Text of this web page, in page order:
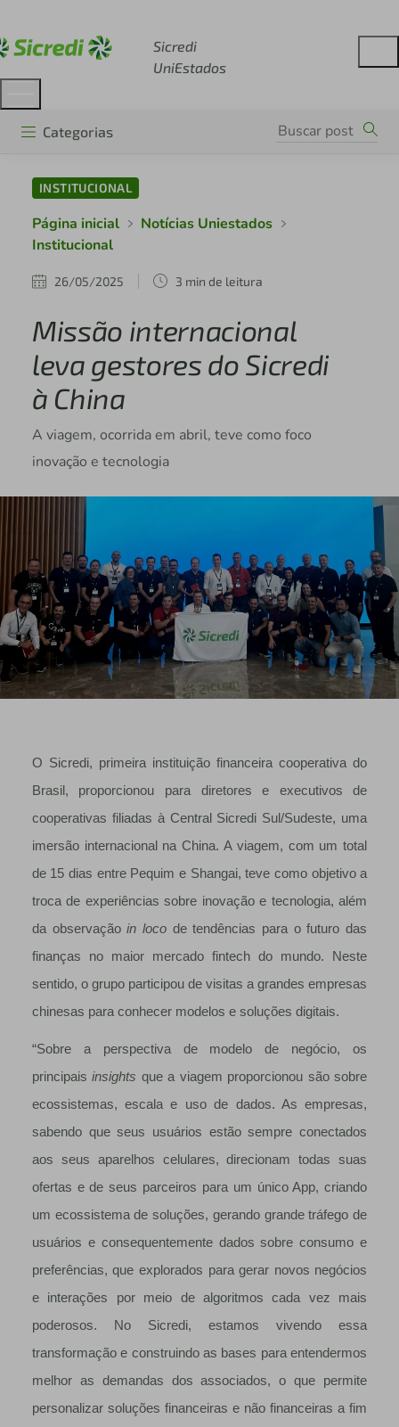
Sicredi
UniEstados
Categorias
INSTITUCIONAL
Página inicial
Notícias Uniestados
Institucional
26/05/2025 3 min de leitura
Missão internacional
leva gestores do Sicredi
à China
A viagem, ocorrida em abril, teve como foco
inovação e tecnologia
O Sicredi, primeira instituição financeira cooperativa do
Brasil, proporcionou para diretores e executivos de
cooperativas filiadas à Central Sicredi Sul/Sudeste, uma
imersão internacional na China. A viagem, com um total
de 15 dias entre Pequim e Shangai, teve como objetivo a
troca de experiências sobre inovação e tecnologia, além
da observaçãoin locode tendências para o futuro das
finanças no maior mercado fintech do mundo. Neste
sentido, o grupo participou de visitas a grandes empresas
chinesas para conhecer modelos e soluções digitais.
“Sobre a perspectiva de modelo de negócio, os
principaisinsights que a viagem proporcionou são sobre
ecossistemas, escala e uso de dados. As empresas,
sabendo que seus usuários estão sempre conectados
aos seus aparelhos celulares, direcionam todas suas
ofertas e de seus parceiros para um único App, criando
um ecossistema de soluções, gerando grande tráfego de
usuários e consequentemente dados sobre consumo e
preferências, que explorados para gerar novos negócios
e interações por meio de algoritmos cada vez mais
poderosos. No Sicredi, estamos vivendo essa
transformação e construindo as bases para entendermos
melhor as demandas dos associados, o que permite
personalizar soluções financeiras e não financeiras a fim